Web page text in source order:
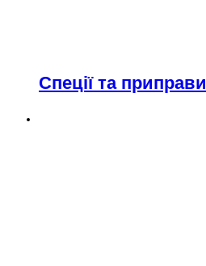
Спеції та приправи